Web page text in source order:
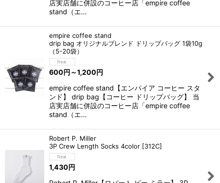
店実店舗に併設のコーヒー店「empire coffee
stand（エ…
empire coffee stand
drip bag オリジナルブレンド ドリップバッグ 1袋10g
（5-20袋）
600円 ～1,200円
empire coffee stand【エンパイア コーヒー スタ
ンド】 drip bag【コーヒー ドリップバッグ】 当
店実店舗に併設のコーヒー店「empire coffee
stand（エ…
Robert P. Miller
3P Crew Length Socks 4color [312C]
1,430円